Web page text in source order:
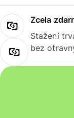
Zcela
Stažení
bez